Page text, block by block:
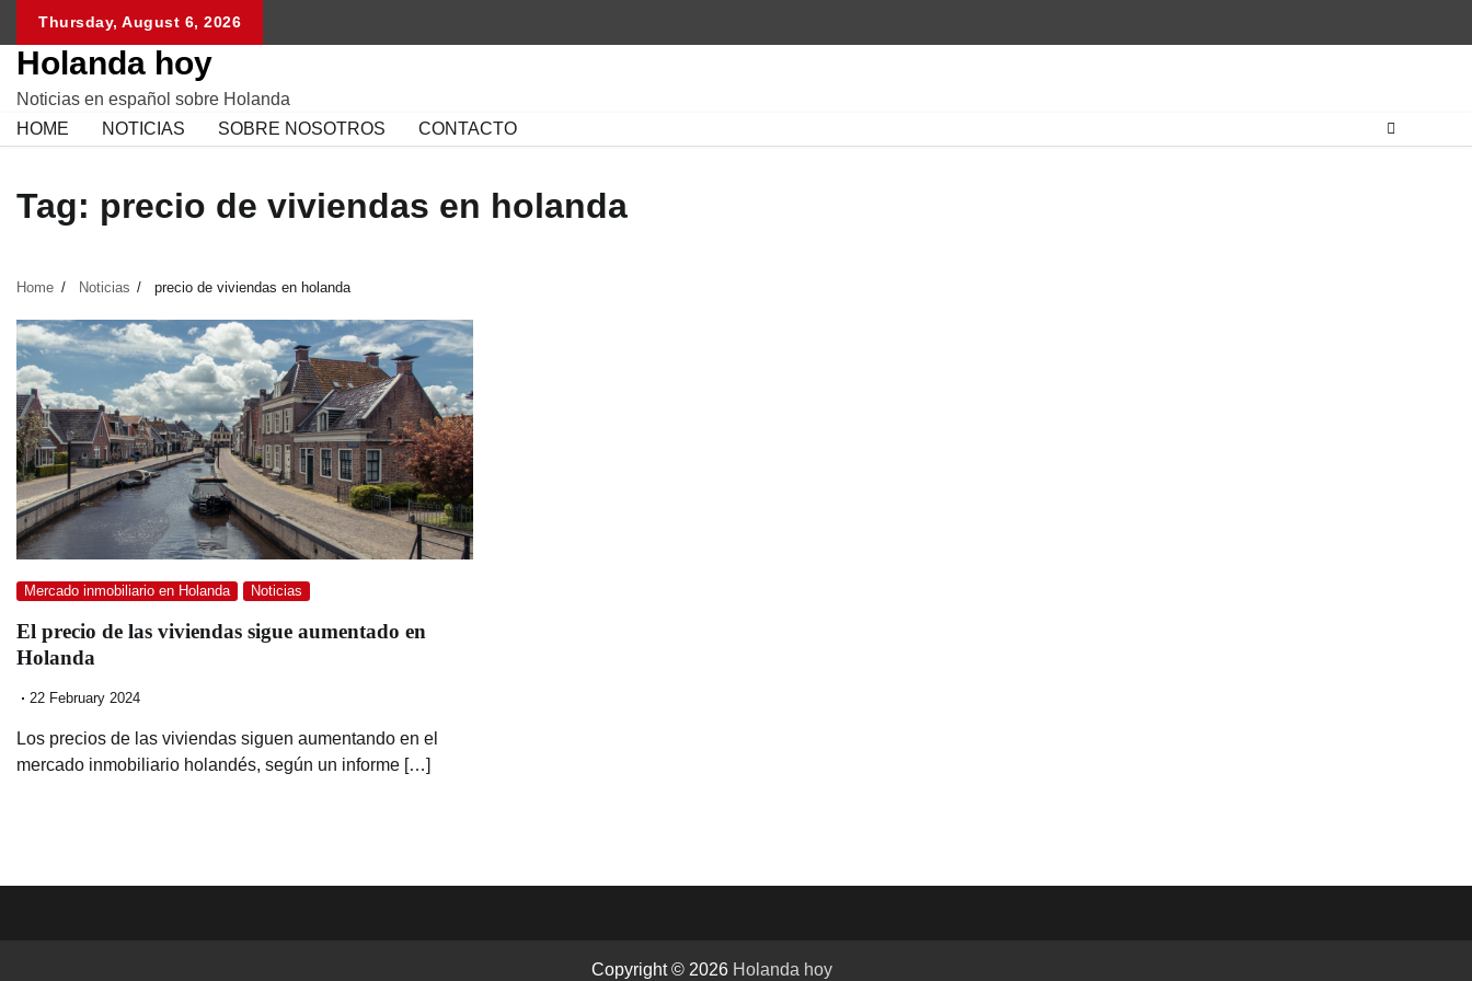
content
Thursday, August 6, 2026
Holanda hoy
Noticias en español sobre Holanda
HOME
NOTICIAS SOBRE NOSOTROS CONTACTO
Tag: precio de viviendas en holanda
Home Noticias precio de viviendas en holanda
Mercado inmobiliario en Holanda Noticias
El precio de las viviendas sigue aumentado en
Holanda
22 February 2024
Los precios de las viviendas siguen aumentando en el
mercado inmobiliario holandés, según un informe […]
Copyright © 2026 Holanda hoy